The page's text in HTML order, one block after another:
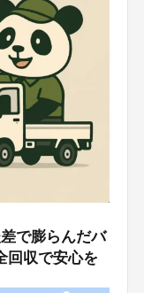
で膨らんだバ
回収で安心を